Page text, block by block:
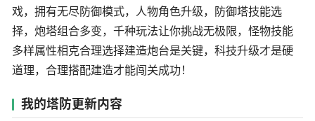
戏，拥有无尽防御模式，人物角色升级，防御塔技能选
择，炮塔组合多变，千种玩法让你挑战无极限，怪物技能
多样属性相克合理选择建造炮台是关键，科技升级才是硬
道理，合理搭配建造才能闯关成功！
我的塔防更新内容